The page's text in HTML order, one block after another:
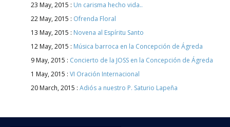
23 May, 2015 : Un carisma hecho vida..
22 May, 2015 : Ofrenda Floral
13 May, 2015 : Novena al Espíritu Santo
12 May, 2015 : Música barroca en la Concepción de Ágreda
9 May, 2015 : Concierto de la JOSS en la Concepción de Ágreda
1 May, 2015 : VI Oración Internacional
20 March, 2015 : Adiós a nuestro P. Saturio Lapeña